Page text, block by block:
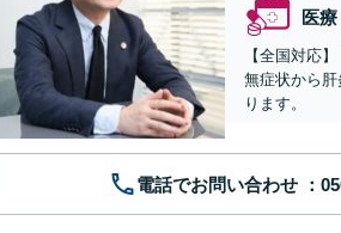
医
【全国対応
無症状から
ります。
電話でお問い合わせ